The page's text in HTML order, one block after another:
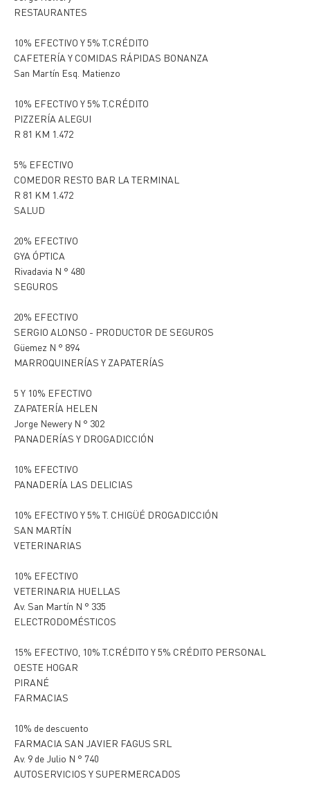
RESTAURANTES
10% EFECTIVO Y 5% T.CRÉDITO
CAFETERÍA Y COMIDAS RÁPIDAS BONANZA
San Martín Esq. Matienzo
10% EFECTIVO Y 5% T.CRÉDITO
PIZZERÍA ALEGUI
R 81 KM 1.472
5% EFECTIVO
COMEDOR RESTO BAR LA TERMINAL
R 81 KM 1.472
SALUD
20% EFECTIVO
GYA ÓPTICA
Rivadavia N ° 480
SEGUROS
20% EFECTIVO
SERGIO ALONSO - PRODUCTOR DE SEGUROS
Güemez N ° 894
MARROQUINERÍAS Y ZAPATERÍAS
5 Y 10% EFECTIVO
ZAPATERÍA HELEN
Jorge Newery N ° 302
PANADERÍAS Y DROGADICCIÓN
10% EFECTIVO
PANADERÍA LAS DELICIAS
10% EFECTIVO Y 5% T. CHIGÜÉ DROGADICCIÓN
SAN MARTÍN
VETERINARIAS
10% EFECTIVO
VETERINARIA HUELLAS
Av. San Martín N ° 335
ELECTRODOMÉSTICOS
15% EFECTIVO, 10% T.CRÉDITO Y 5% CRÉDITO PERSONAL
OESTE HOGAR
PIRANÉ
FARMACIAS
10% de descuento
FARMACIA SAN JAVIER FAGUS SRL
Av. 9 de Julio N ° 740
AUTOSERVICIOS Y SUPERMERCADOS